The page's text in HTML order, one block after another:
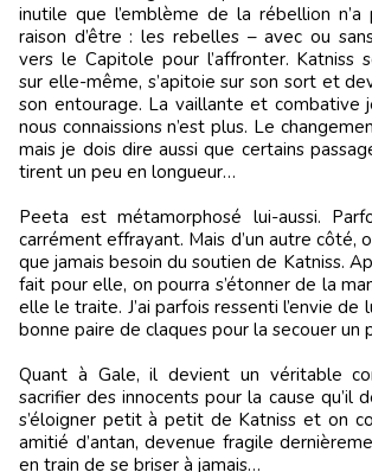
inutile que l’emblème de la rébellion
raison d’être : les rebelles – avec ou
vers le Capitole pour l’affronter. Katniss
sur elle-même, s’apitoie sur son sort et
son entourage. La vaillante et combative
nous connaissions n’est plus. Le
mais je dois dire aussi que certains
tirent un peu en longueur…
Peeta est métamorphosé lui-aussi.
carrément effrayant. Mais d’un autre côté,
que jamais besoin du soutien de Katniss.
fait pour elle, on pourra s’étonner de la
elle le traite. J’ai parfois ressenti l’envie de
bonne paire de claques pour la secouer un
Quant à Gale, il devient un véritable
sacrifier des innocents pour la cause qu’il
s’éloigner petit à petit de Katniss et on
amitié d’antan, devenue fragile
en train de se briser à jamais…